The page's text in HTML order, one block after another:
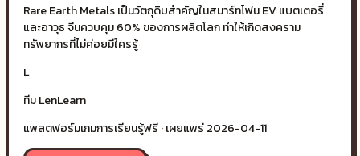
Rare Earth Metals เป็นวัตถุดิบสำคัญในสมาร์ทโฟน EV แบตเตอรี่
และอาวุธ จีนควบคุม 60% ของการผลิตโลก ทำให้เกิดสงคราม
ทรัพยากรที่ไม่ค่อยมีใครรู้
L
ทีม LenLearn
แพลตฟอร์มเกมการเรียนรู้ฟรี · เผยแพร่2026-04-11